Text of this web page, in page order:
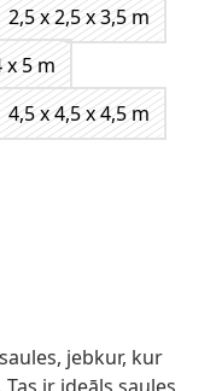
2,5 x 2,5 x 3,5 m
x 5 m
4,5 x 4,5 x 4,5 m
jebkur, kur